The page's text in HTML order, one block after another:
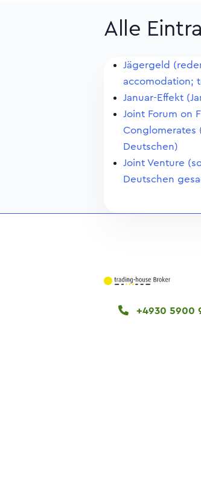
Alle
Jägergeld
accomodation;
Januar-Effekt
Joint Forum on
Conglomerates
Deutschen)
Joint Venture
Deutschen
+4930 5900